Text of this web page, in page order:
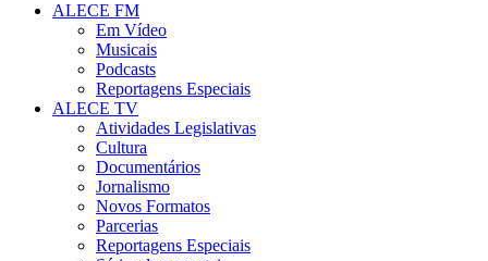
ALECE FM
Em Vídeo
Musicais
Podcasts
Reportagens Especiais
ALECE TV
Atividades Legislativas
Cultura
Documentários
Jornalismo
Novos Formatos
Parcerias
Reportagens Especiais